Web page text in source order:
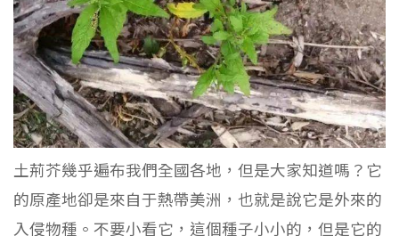
土荊芥幾乎遍布我們全國各地，但是大家知道嗎？它
的原產地卻是來自于熱帶美洲，也就是說它是外來的
入侵物種。不要小看它，這個種子小小的，但是它的